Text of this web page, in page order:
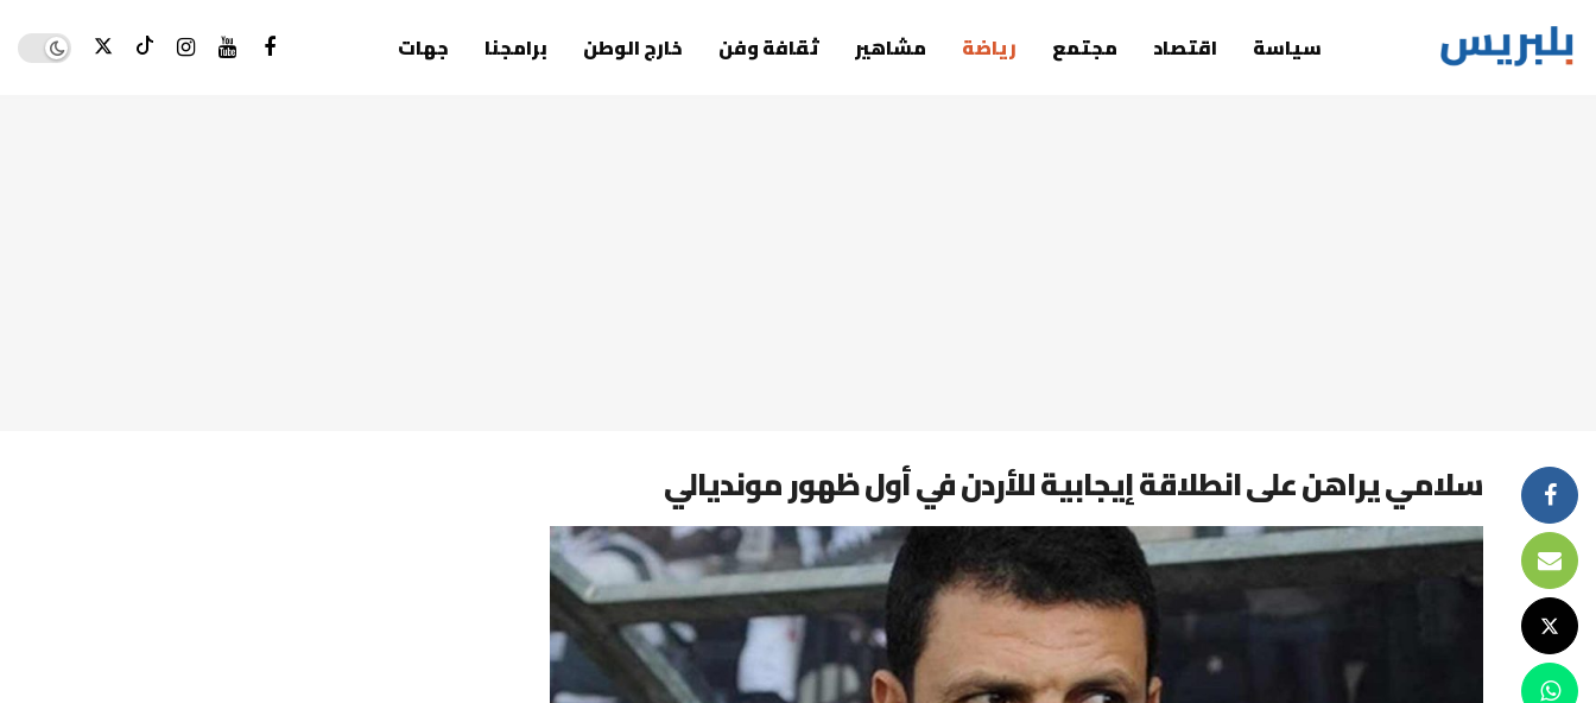
سياسة اقتصاد مجتمع رياضة مشاهير ثقافة وفن خارج الوطن برامجنا جهات mode
سلامي يراهن على انطلاقة إيجابية للأردن في أول ظهور مونديالي